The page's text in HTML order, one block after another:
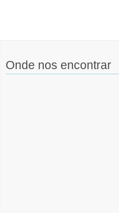
Onde nos encontrar